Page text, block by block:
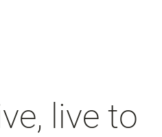
live to